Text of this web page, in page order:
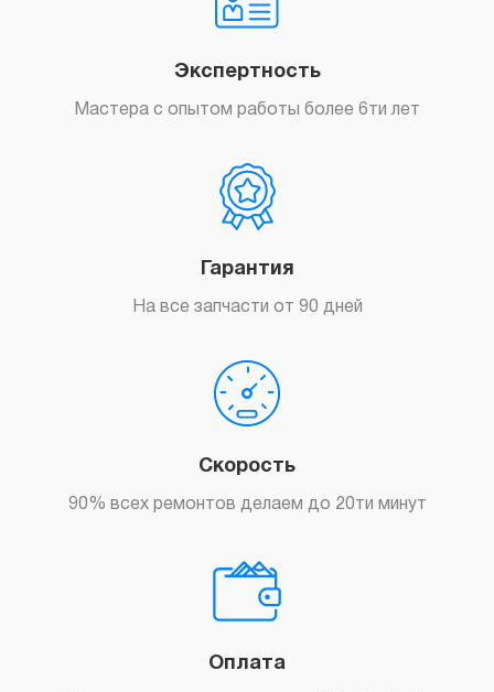
Экспертность
Мастера с опытом работы более 6ти лет
Гарантия
На все запчасти от 90 дней
Скорость
90% всех ремонтов делаем до 20ти минут
Оплата